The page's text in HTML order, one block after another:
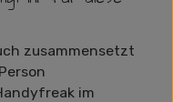
zusammensetzt
im